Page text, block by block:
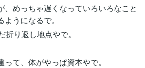
、めっちゃ遅くなっていろいろなこと
うになるで。
り返し地点やで。
て、体がやっぱ資本やで。